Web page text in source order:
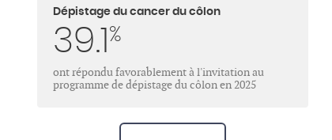
Dépistage du cancer du côlon
39.1 %
ont répondu favorablement à l'invitation au
programme de dépistage du côlon en 2025